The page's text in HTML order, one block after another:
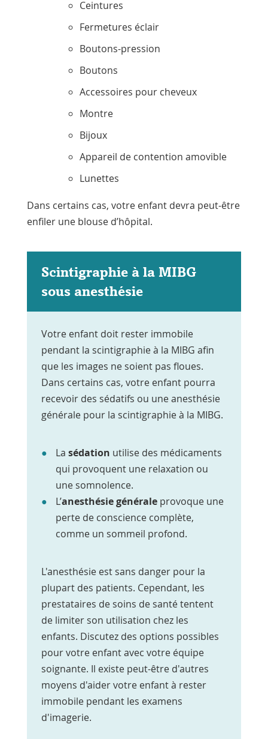
Ceintures
Fermetures éclair
Boutons-pression
Boutons
Accessoires pour cheveux
Montre
Bijoux
Appareil de contention amovible
Lunettes
Dans certains cas, votre enfant devra peut-être
enfiler une blouse d’hôpital.
Scintigraphie à la MIBG
sous anesthésie
Votre enfant doit rester immobile
pendant la scintigraphie à la MIBG afin
que les images ne soient pas floues.
Dans certains cas, votre enfant pourra
recevoir des sédatifs ou une anesthésie
générale pour la scintigraphie à la MIBG.
La sédation utilise des médicaments
qui provoquent une relaxation ou
une somnolence.
L’anesthésie généraleprovoque une
perte de conscience complète,
comme un sommeil profond.
L'anesthésie est sans danger pour la
plupart des patients. Cependant, les
prestataires de soins de santé tentent
de limiter son utilisation chez les
enfants. Discutez des options possibles
pour votre enfant avec votre équipe
soignante. Il existe peut-être d'autres
moyens d'aider votre enfant à rester
immobile pendant les examens
d'imagerie.